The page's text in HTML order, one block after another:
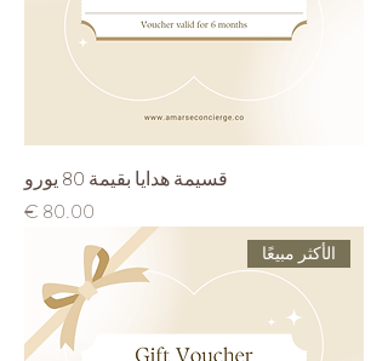
قسيمة هدايا بقيمة 80 يورو
السعر
الأكثر مبيعًا